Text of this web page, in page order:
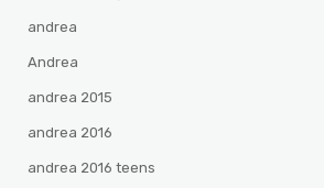
andrea
Andrea
andrea 2015
andrea 2016
andrea 2016 teens